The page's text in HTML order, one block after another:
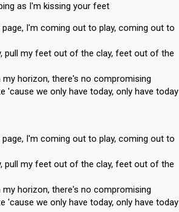
as I'm kissing your feet
page, I'm coming out to play, coming out to
pull my feet out of the clay, feet out of the
my horizon, there's no compromising
'cause we only have today, only have today
page, I'm coming out to play, coming out to
pull my feet out of the clay, feet out of the
my horizon, there's no compromising
'cause we only have today, only have today